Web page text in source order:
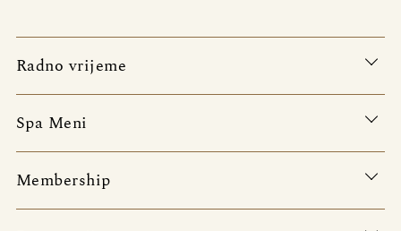
Radno vrijeme
Spa Meni
Membership